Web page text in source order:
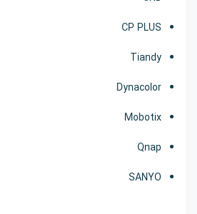
CP PLUS
Tiandy
Dynacolor
Mobotix
Qnap
SANYO